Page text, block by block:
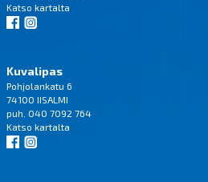
Katso kartalta
Kuvalipas
Pohjolankatu 6
74100 IISALMI
puh. 040 7092 764
Katso kartalta